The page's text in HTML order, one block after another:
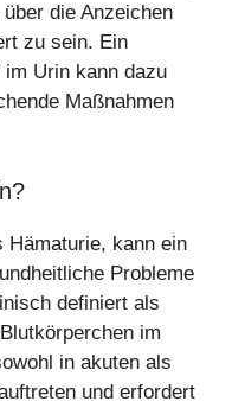
die Anzeichen
zu sein. Ein
Urin kann dazu
Maßnahmen
Hämaturie, kann ein
Probleme
definiert als
im
in akuten als
und erfordert